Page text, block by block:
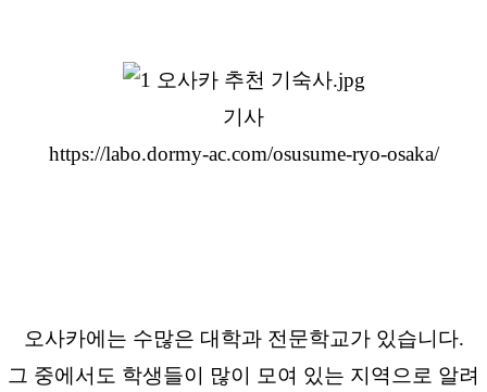
기사
https://labo.dormy-ac.com/osusume-ryo-osaka/
오사카에는 수많은 대학과 전문학교가 있습니다.
그 중에서도 학생들이 많이 모여 있는 지역으로 알려